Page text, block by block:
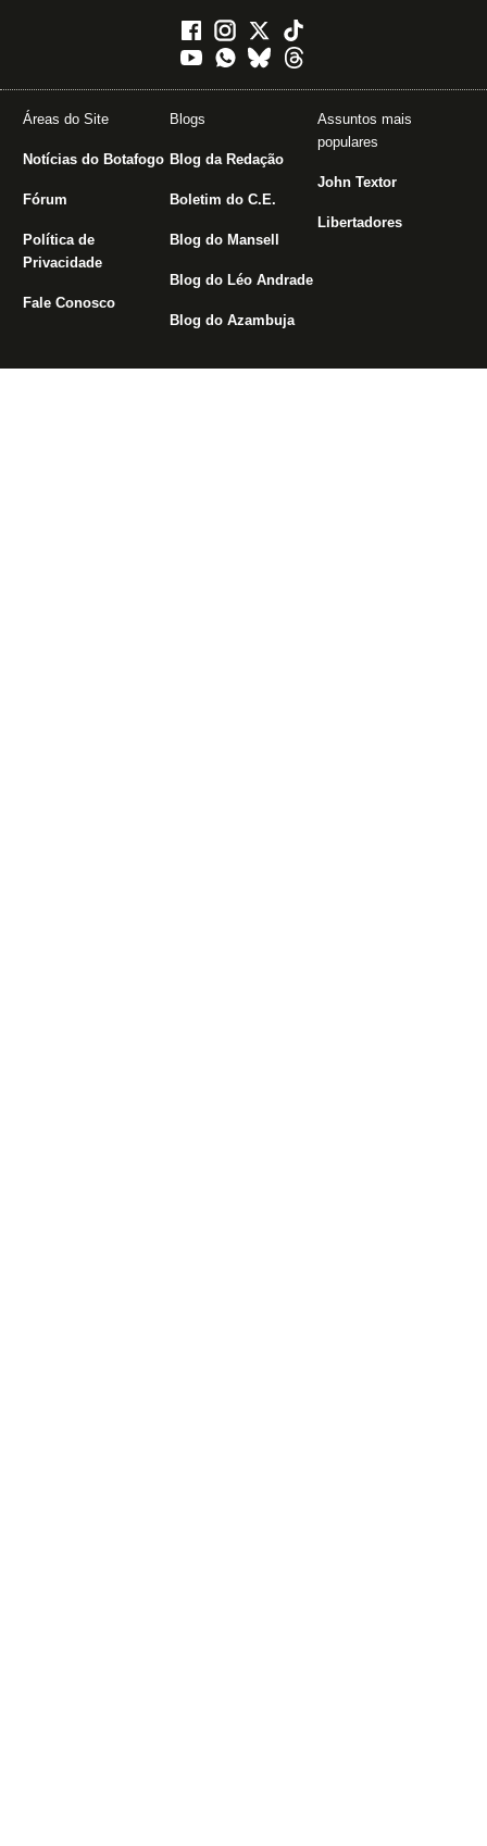
Áreas do Site
Notícias do Botafogo
Fórum
Política de
Privacidade
Fale Conosco
Blogs
Blog da Redação
Boletim do C.E.
Blog do Mansell
Blog do Léo Andrade
Blog do Azambuja
Assuntos mais
populares
John Textor
Libertadores